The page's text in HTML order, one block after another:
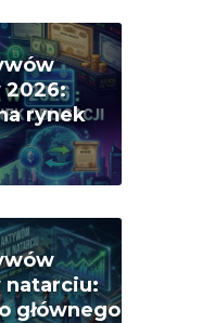
2026:
rynek
natarciu:
głównego